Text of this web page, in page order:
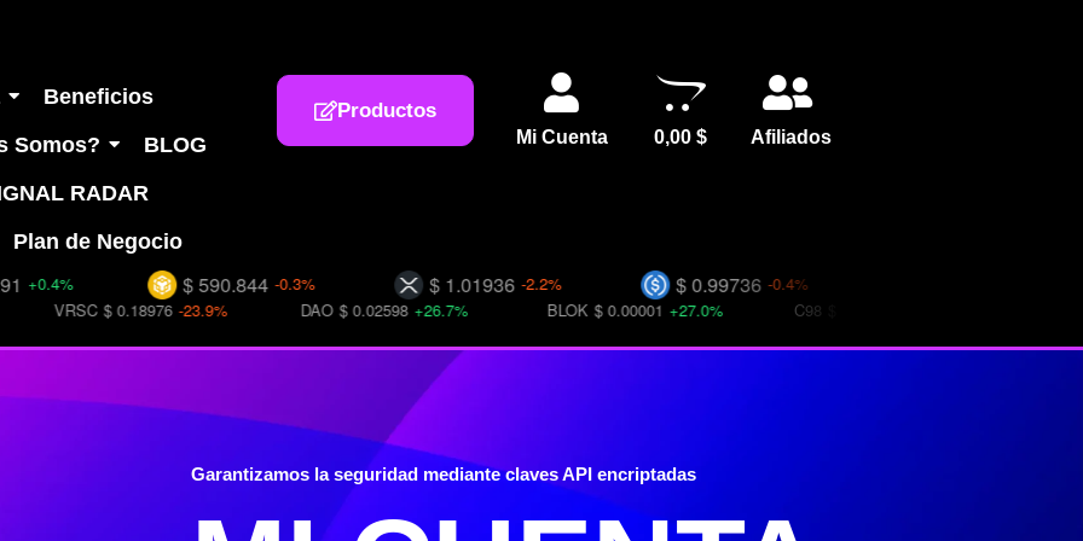
Beneficios
Somos?
BLOG
RADAR
Plan de Negocio
Productos
Mi Cuenta 0,00$ Afiliados
$ 0.99736 -0.4%
$ 1.01936 -2.2%
$ 590.844 -0.3%
C98 $ 0.01763
$ 0.00001 +27.0%
DAO $ 0.02598 +26.7%
$ 0.18976 -23.9%
Garantizamos la seguridad mediante claves API encriptadas